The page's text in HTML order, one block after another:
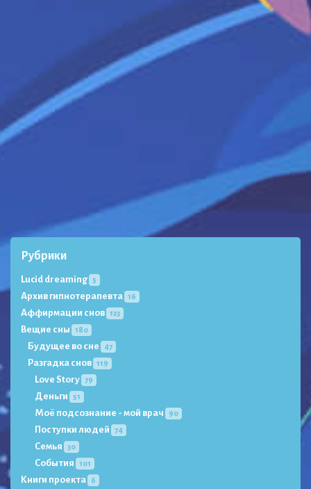
Рубрики
Lucid dreaming 5
Архив гипнотерапевта 16
Аффирмации снов 123
Вещие сны 180
Будущее во сне 47
Разгадка снов 119
Love Story 79
Деньги 51
Моё подсознание - мой врач 90
Поступки людей 74
Семья 30
События 101
Книги проекта 6